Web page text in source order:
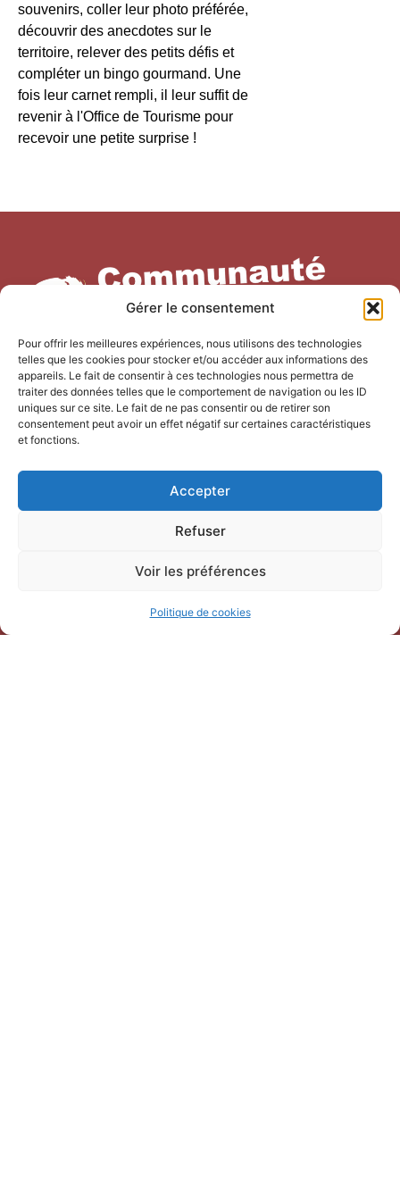
Gérer le consentement
Pour offrir les meilleures expériences, nous utilisons des technologies
telles que les cookies pour stocker et/ou accéder aux informations des
appareils. Le fait de consentir à ces technologies nous permettra de
traiter des données telles que le comportement de navigation ou les ID
uniques sur ce site. Le fait de ne pas consentir ou de retirer son
consentement peut avoir un effet négatif sur certaines caractéristiques
et fonctions.
Accepter
Refuser
Voir les préférences
Politique de cookies
souvenirs, coller leur photo préférée,
découvrir des anecdotes sur le
territoire, relever des petits défis et
compléter un bingo gourmand. Une
fois leur carnet rempli, il leur suffit de
revenir à l'Office de Tourisme pour
recevoir une petite surprise !
NOUS CONTACTER
Office de Tourisme Terre de
04 66 77 22 31